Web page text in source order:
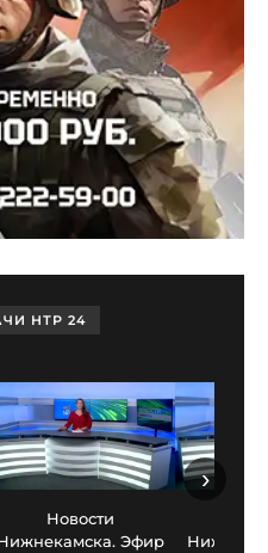
НТР 24
Новости
Эфир
›